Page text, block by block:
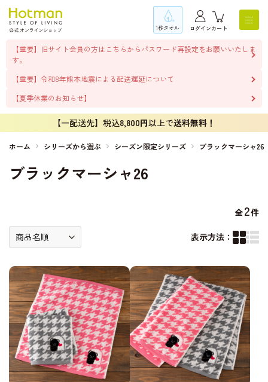
1秒タオル ログインカート
【重要】旧サイト会員の方はこちらからパスワード再設定をお願いいたしま
す。
【重要】令和8年熊本地震による配送遅延について
【夏季休業のお知らせ】
【一配送先】税込8,800円以上で送料無料！
ホーム シリーズから選ぶ シーズン限定シリーズ ブラックマーシャ26
ブラックマーシャ26
全2件
表示方法：